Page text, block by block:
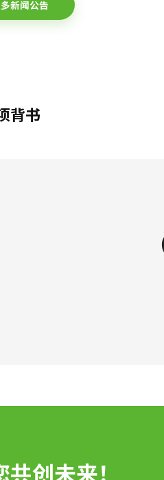
新闻公告
背书
创未来！